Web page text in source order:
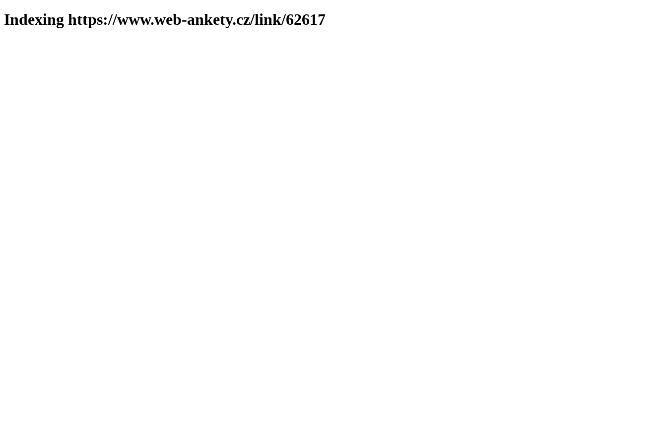
Indexing https://www.web-ankety.cz/link/62617